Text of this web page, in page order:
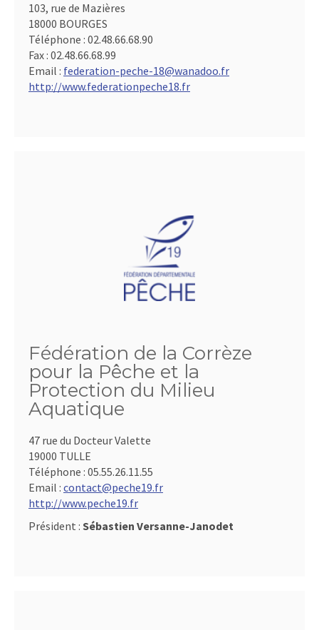
103, rue de Mazières
18000 BOURGES
Téléphone : 02.48.66.68.90
Fax : 02.48.66.68.99
Email : federation-peche-18@wanadoo.fr
http://www.federationpeche18.fr
Fédération de la Corrèze
pour la Pêche et la
Protection du Milieu
Aquatique
47 rue du Docteur Valette
19000 TULLE
Téléphone : 05.55.26.11.55
Email : contact@peche19.fr
http://www.peche19.fr
Président : Sébastien Versanne-Janodet